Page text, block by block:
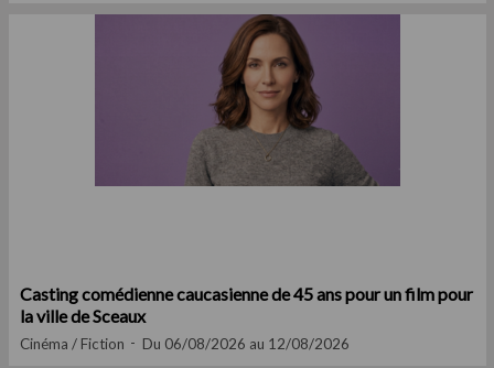
Casting comédienne caucasienne de 45 ans pour un film pour
la ville de Sceaux
Cinéma / Fiction Du 06/08/2026 au 12/08/2026